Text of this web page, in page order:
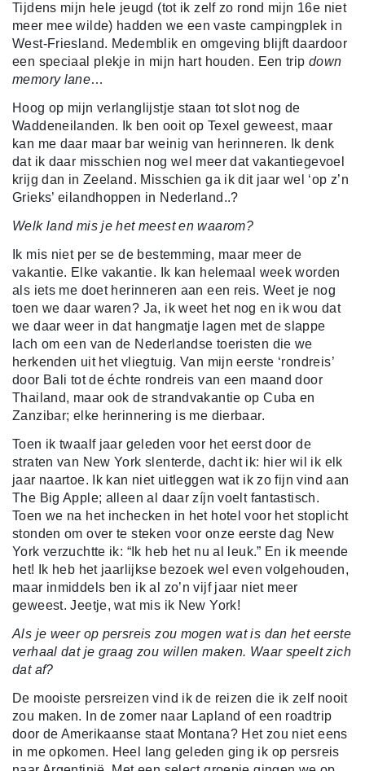
Tijdens mijn hele jeugd (tot ik zelf zo rond mijn 16e niet
meer mee wilde) hadden we een vaste campingplek in
West-Friesland. Medemblik en omgeving blijft daardoor
een speciaal plekje in mijn hart houden. Een tripdown
memory lane…
Hoog op mijn verlanglijstje staan tot slot nog de
Waddeneilanden. Ik ben ooit op Texel geweest, maar
kan me daar maar bar weinig van herinneren. Ik denk
dat ik daar misschien nog wel meer dat vakantiegevoel
krijg dan in Zeeland. Misschien ga ik dit jaar wel ‘op z’n
Grieks’ eilandhoppen in Nederland..?
Welk land mis je het meest en waarom?
Ik mis niet per se de bestemming, maar meer de
vakantie. Elke vakantie. Ik kan helemaal week worden
als iets me doet herinneren aan een reis. Weet je nog
toen we daar waren? Ja, ik weet het nog en ik wou dat
we daar weer in dat hangmatje lagen met de slappe
lach om een van de Nederlandse toeristen die we
herkenden uit het vliegtuig. Van mijn eerste ‘rondreis’
door Bali tot de échte rondreis van een maand door
Thailand, maar ook de strandvakantie op Cuba en
Zanzibar; elke herinnering is me dierbaar.
Toen ik twaalf jaar geleden voor het eerst door de
straten van New York slenterde, dacht ik: hier wil ik elk
jaar naartoe. Ik kan niet uitleggen wat ik zo fijn vind aan
The Big Apple; alleen al daar zíjn voelt fantastisch.
Toen we na het inchecken in het hotel voor het stoplicht
stonden om over te steken voor onze eerste dag New
York verzuchtte ik: “Ik heb het nu al leuk.” En ik meende
het! Ik heb het jaarlijkse bezoek wel even volgehouden,
maar inmiddels ben ik al zo’n vijf jaar niet meer
geweest. Jeetje, wat mis ik New York!
Als je weer op persreis zou mogen wat is dan het eerste
verhaal dat je graag zou willen maken. Waar speelt zich
dat af?
De mooiste persreizen vind ik de reizen die ik zelf nooit
zou maken. In de zomer naar Lapland of een roadtrip
door de Amerikaanse staat Montana? Het zou niet eens
in me opkomen. Heel lang geleden ging ik op persreis